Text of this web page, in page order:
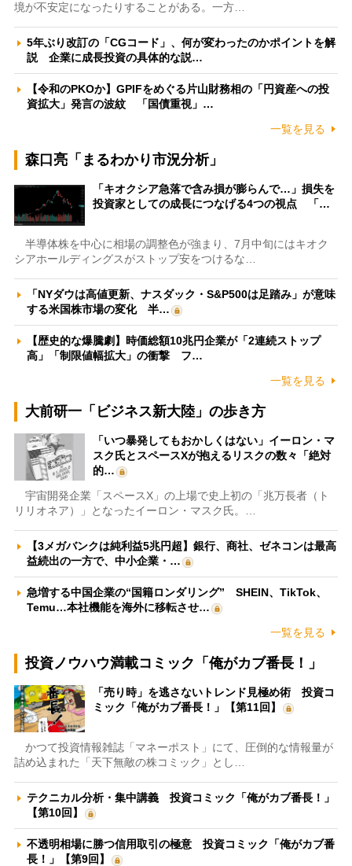
境が不安定になったりすることがある。一方…
5年ぶり改訂の「CGコード」、何が変わったのかポイントを解
説 企業に成長投資の具体的な説…
【令和のPKOか】GPIFをめぐる片山財務相の「円資産への投
資拡大」発言の波紋 「国債重視」…
一覧を見る
森口亮「まるわかり市況分析」
「キオクシア急落で含み損が膨らんで…」損失を
投資家としての成長につなげる4つの視点 「…
半導体株を中心に相場の調整色が強まり、7月中旬にはキオク
シアホールディングスがストップ安をつけるな…
「NYダウは高値更新、ナスダック・S&P500は足踏み」が意味
する米国株市場の変化 半…
【歴史的な爆騰劇】時価総額10兆円企業が「2連続ストップ
高」「制限値幅拡大」の衝撃 フ…
一覧を見る
大前研一「ビジネス新大陸」の歩き方
「いつ暴発してもおかしくはない」イーロン・マ
スク氏とスペースXが抱えるリスクの数々「絶対
的…
宇宙開発企業「スペースX」の上場で史上初の「兆万長者（ト
リリオネア）」となったイーロン・マスク氏。…
【3メガバンクは純利益5兆円超】銀行、商社、ゼネコンは最高
益続出の一方で、中小企業・…
急増する中国企業の“国籍ロンダリング” SHEIN、TikTok、
Temu…本社機能を海外に移転させ…
一覧を見る
投資ノウハウ満載コミック「俺がカブ番長！」
「売り時」を逃さないトレンド見極め術 投資コ
ミック「俺がカブ番長！」【第11回】
かつて投資情報雑誌「マネーポスト」にて、圧倒的な情報量が
詰め込まれた「天下無敵の株コミック」とし…
テクニカル分析・集中講義 投資コミック「俺がカブ番長！」
【第10回】
不透明相場に勝つ信用取引の極意 投資コミック「俺がカブ番
長！」【第9回】